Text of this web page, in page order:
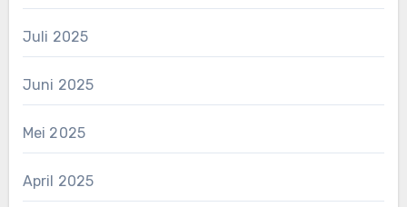
Juli 2025
Juni 2025
Mei 2025
April 2025